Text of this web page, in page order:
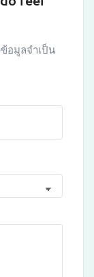
อมูลจำเป็น